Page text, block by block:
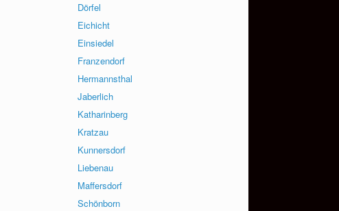
Dörfel
Eichicht
Einsiedel
Franzendorf
Hermannsthal
Jaberlich
Katharinberg
Kratzau
Kunnersdorf
Liebenau
Maffersdorf
Schönborn